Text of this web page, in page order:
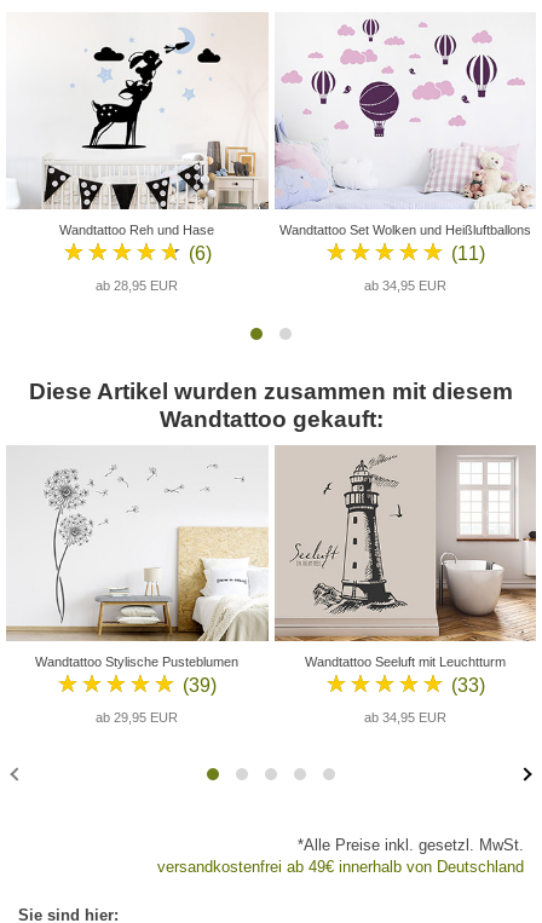
Wandtattoo Reh und Hase
★★★★★ (6)
ab 28,95 EUR
Wandtattoo Set Wolken und Heißluftballons
★★★★★ (11)
ab 34,95 EUR
Diese Artikel wurden zusammen mit diesem
Wandtattoo gekauft:
Wandtattoo Stylische Pusteblumen
★★★★★ (39)
ab 29,95 EUR
Wandtattoo Seeluft mit Leuchtturm
★★★★★ (33)
ab 34,95 EUR
*Alle Preise inkl. gesetzl. MwSt.
versandkostenfrei ab 49€ innerhalb von Deutschland